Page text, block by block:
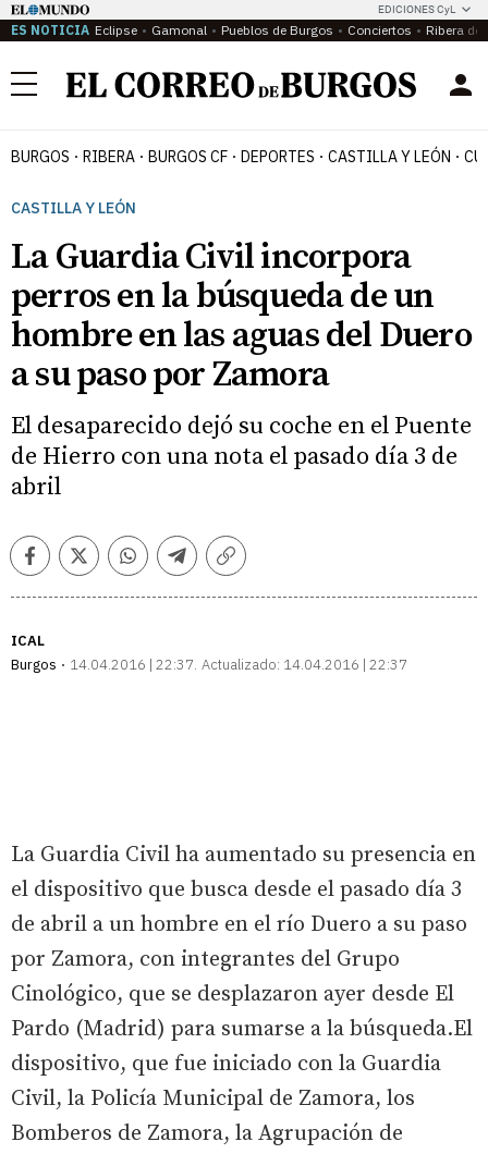
EDICIONES CyL
ES NOTICIA Eclipse Gamonal Pueblos de Burgos Conciertos Ribera del
Menú
BURGOS RIBERA BURGOS CF DEPORTES CASTILLA Y LEÓN
CASTILLA Y LEÓN
La Guardia Civil incorpora
perros en la búsqueda de un
hombre en las aguas del Duero
a su paso por Zamora
El desaparecido dejó su coche en el Puente
de Hierro con una nota el pasado día 3 de
abril
FacebookTwitterWhatsappTelegramCopiar
ICAL
Burgos
14.04.2016 | 22:37 Actualizado: 14.04.2016 | 22:37
La Guardia Civil ha aumentado su presencia en
el dispositivo que busca desde el pasado día 3
de abril a un hombre en el río Duero a su paso
por Zamora, con integrantes del Grupo
Cinológico, que se desplazaron ayer desde El
Pardo (Madrid) para sumarse a la búsqueda.El
dispositivo, que fue iniciado con la Guardia
Civil, la Policía Municipal de Zamora, los
Bomberos de Zamora, la Agrupación de